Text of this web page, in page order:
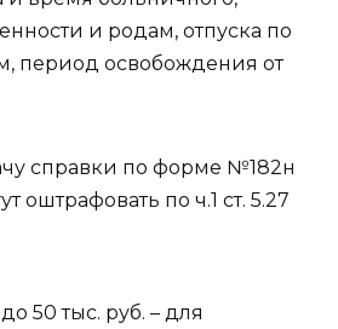
и родам, отпуска по
период освобождения от
справки по форме №182н
оштрафовать по ч.1 ст. 5.27
50 тыс. руб. – для